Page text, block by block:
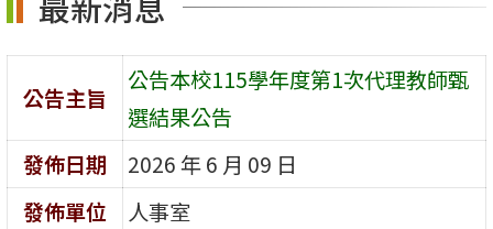
公告主旨
公告本校115學年度第1次代理教師甄
選結果公告
發佈日期
2026 年 6 月 09 日
發佈單位
人事室